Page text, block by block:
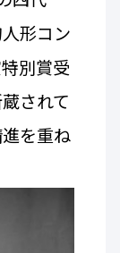
形コン
別賞受
されて
を重ね